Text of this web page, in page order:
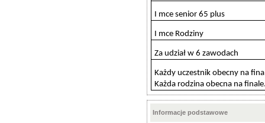
I mce senior 65 plus
I mce Rodziny
Za udział w 6 zawodach
Każdy uczestnik obecny na
Każda rodzina obecna na
Informacje podstawowe